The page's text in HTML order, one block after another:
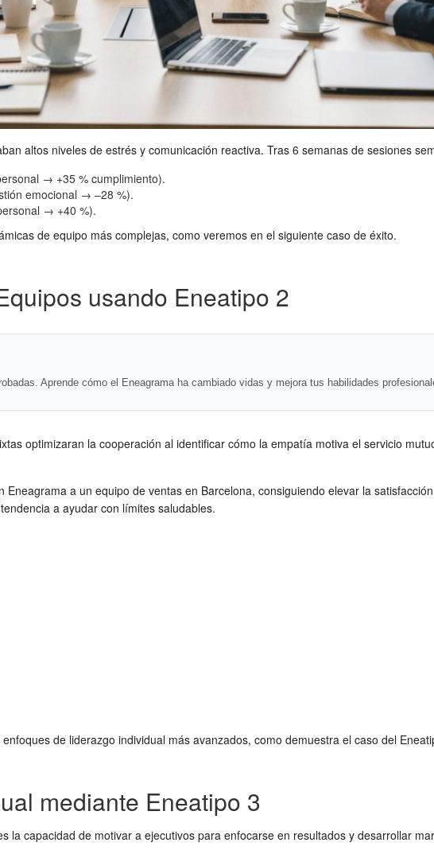
altos niveles de estrés y comunicación reactiva. Tras 6 semanas de sesiones
→ +35 % cumplimiento).
emocional → –28 %).
→ +40 %).
de equipo más complejas, como veremos en el siguiente caso de éxito.
usando Eneatipo 2
Aprende cómo el Eneagrama ha cambiado vidas y mejora tus habilidades
optimizaran la cooperación al identificar cómo la empatía motiva el servicio
a un equipo de ventas en Barcelona, consiguiendo elevar la
a ayudar con límites saludables.
de liderazgo individual más avanzados, como demuestra el caso del
mediante Eneatipo 3
la capacidad de motivar a ejecutivos para enfocarse en resultados y desarrollar